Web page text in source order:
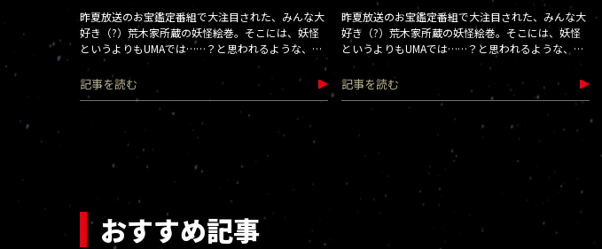
昨夏放送のお宝鑑定番組で大注目された、みんな大
好き（?）荒木家所蔵の妖怪絵巻。そこには、妖怪
というよりもUMAでは……？と思われるような、あ
まりに具体的な目撃談が多数記されていた！
記事を読む
昨夏放送のお宝鑑定番組で大注目された、みんな大
好き（?）荒木家所蔵の妖怪絵巻。そこには、妖怪
というよりもUMAでは……？と思われるような、あ
まりに具体的な目撃談が多数記されていた！
記事を読む
おすすめ記事